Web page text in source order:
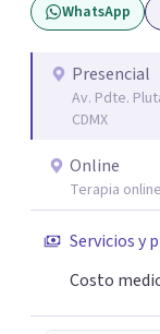
WhatsApp
Presencial
Av. Pdte.
CDMX
Online
Terapia online
Servicios y
Costo